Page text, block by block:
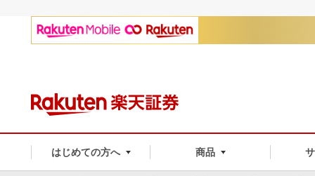
はじめての方へ 商品